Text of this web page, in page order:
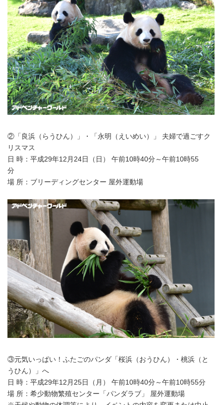
②「良浜（らうひん）」・「永明（えいめい）」 夫婦で過ごすク
リスマス
日 時：平成29年12月24日（日） 午前10時40分～午前10時55
分
場 所：ブリーディングセンター 屋外運動場
③元気いっぱい！ふたごのパンダ「桜浜（おうひん）・桃浜（と
うひん）」へ
日 時：平成29年12月25日（月） 午前10時40分～午前10時55分
場 所：希少動物繁殖センター「パンダラブ」 屋外運動場